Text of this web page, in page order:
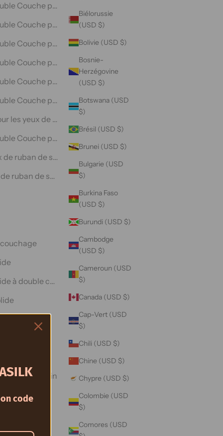
Biélorussie
(USD $)
Bolivie (USD $)
Bosnie-
Herzégovine
(USD $)
Botswana (USD
$)
Brésil (USD $)
Brunei (USD $)
Bulgarie (USD
$)
Burkina Faso
(USD $)
Burundi (USD $)
Cambodge
(USD $)
Cameroun (USD
$)
Canada (USD $)
Cap-Vert (USD
$)
Chili (USD $)
Chine (USD $)
Chypre (USD $)
Colombie (USD
$)
Comores (USD
grands, 3 pièces
pêche
bleus
noires
Couche pour Dormir - Motif Pêche
Couche pour Dormir - Floral Blanc
Couche pour Dormir - Floral Noir
Couche pour Dormir - Pois Violets
Couche pour Dormir - Points Bleus
Couche pour Dormir - Floral Violet
les yeux de sommeil
Couche pour Dormir - Noir
de ruban de soie de couleurs assorties
ruban de soie pure de couleurs assorties
à double couche
Saint-Valentin
code